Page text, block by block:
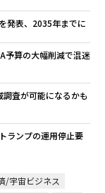
発表、2035年までに
予算の大幅削減で混迷
査が可能になるかも
ランプの運用停止要
/宇宙ビジネス